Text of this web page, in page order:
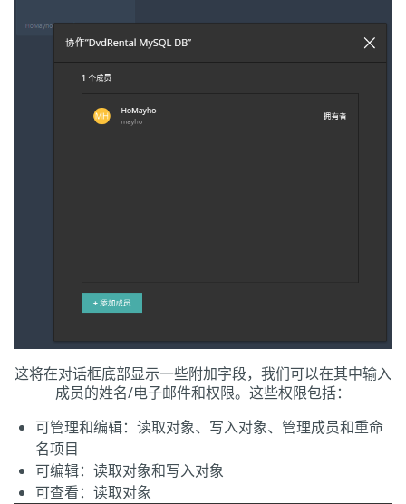
这将在对话框底部显示一些附加字段，我们可以在其中输入
成员的姓名/电子邮件和权限。这些权限包括：
可管理和编辑：读取对象、写入对象、管理成员和重命
名项目
可编辑：读取对象和写入对象
可查看：读取对象